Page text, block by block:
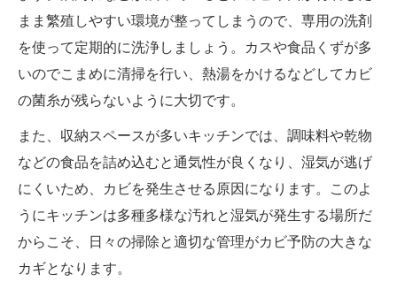
まま繁殖しやすい環境が整ってしまうので、専用の洗剤
を使って定期的に洗浄しましょう。カスや食品くずが多
いのでこまめに清掃を行い、熱湯をかけるなどしてカビ
の菌糸が残らないように大切です。
また、収納スペースが多いキッチンでは、調味料や乾物
などの食品を詰め込むと通気性が良くなり、湿気が逃げ
にくいため、カビを発生させる原因になります。このよ
うにキッチンは多種多様な汚れと湿気が発生する場所だ
からこそ、日々の掃除と適切な管理がカビ予防の大きな
カギとなります。